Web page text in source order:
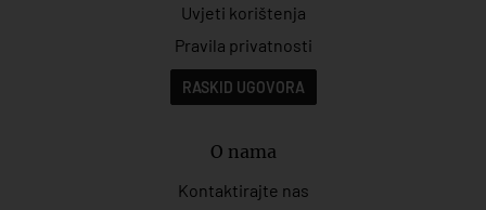
Uvjeti korištenja
Pravila privatnosti
RASKID UGOVORA
O nama
Kontaktirajte nas